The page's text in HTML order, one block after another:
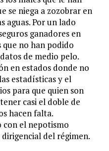
se niega a zozobrar en
aguas. Por un lado
ganadores en
no han podido
de medio pelo.
en estados donde no
estadísticas y el
para que quien son
casi el doble de
hacen falta.
con el nepotismo
del régimen.